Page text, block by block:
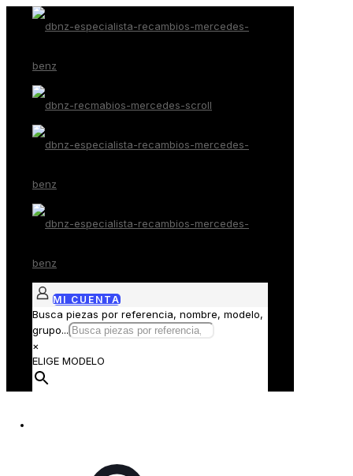
MI CUENTA
Busca piezas por referencia, nombre, modelo,
grupo...
×
ELIGE MODELO